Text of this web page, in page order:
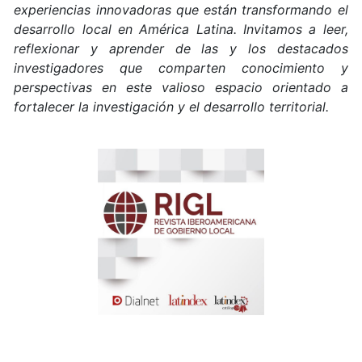
experiencias innovadoras que están transformando el
desarrollo local en América Latina. Invitamos a leer,
reflexionar y aprender de las y los destacados
investigadores que comparten conocimiento y
perspectivas en este valioso espacio orientado a
fortalecer la investigación y el desarrollo territorial.